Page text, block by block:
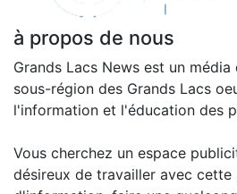
à propos de nous
Grands Lacs News est un
sous-région des Grands Lacs
l'information et l'éducation des
Vous cherchez un espace
désireux de travailler avec